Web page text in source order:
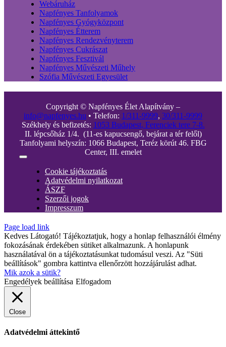
Webáruház
Napfényes Tanfolyamok
Napfényes Gyógyközpont
Napfényes Étterem
Napfényes Rendezvényterem
Napfényes Cukrászat
Napfényes Fesztivál
Napfényes Művészeti Műhely
Szófia Művészeti Egyesület
Copyright © Napfényes Élet Alapítvány –
info@napfenyes.hu • Telefon: 1/311-9999, 30/311-9999
Székhely és befizetés: 1053 Budapest, Ferenciek tere 7-8.
II. lépcsőház 1/4. (11-es kapucsengő, bejárat a tér felől)
Tanfolyami helyszín: 1066 Budapest, Teréz körút 46. FBG
Center, III. emelet
Toggle
NavigationCookie tájékoztatás
Adatvédelmi nyilatkozat
ÁSZF
Szerzői jogok
Impresszum
Page load link
Kedves Látogató! Tájékoztatjuk, hogy a honlap felhasználói élmény
fokozásának érdekében sütiket alkalmazunk. A honlapunk
használatával ön a tájékoztatásunkat tudomásul veszi. Az "Süti
beállítások" gombra kattintva ellenőrzött hozzájárulást adhat.
Mik azok a sütik?
Engedélyek beállítása Elfogadom
Close
Adatvédelmi áttekintő